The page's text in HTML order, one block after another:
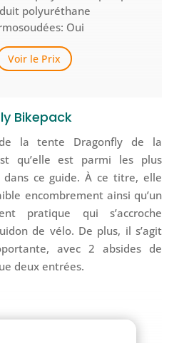
polyuréthane
Oui
Voir le Prix
Bikepack
la tente Dragonfly de la
qu’elle est parmi les plus
dans ce guide. À ce titre, elle
encombrement ainsi qu’un
pratique qui s’accroche
de vélo. De plus, il s’agit
avec 2 absides de
deux entrées.